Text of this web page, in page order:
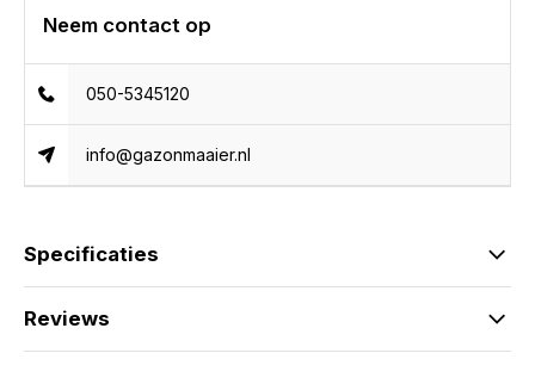
Neem contact op
050-5345120
info@gazonmaaier.nl
Specificaties
Reviews